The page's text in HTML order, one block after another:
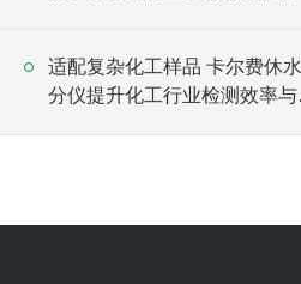
适配复杂化工样品 卡尔费休水
分仪提升化工行业检测效率与